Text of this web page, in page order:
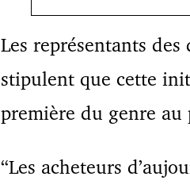
Les représentants
stipulent que cette
première du genre au
“Les acheteurs